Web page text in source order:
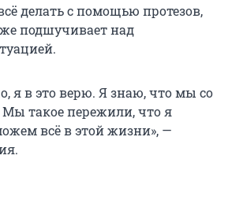
делать с помощью протезов,
подшучивает над
я в это верю. Я знаю, что мы со
такое пережили, что я
всё в этой жизни», —